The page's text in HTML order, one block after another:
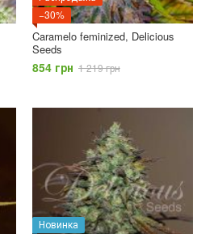
−30%
Caramelo feminized, Delicious
Seeds
854 грн 1 219 грн
Новинка